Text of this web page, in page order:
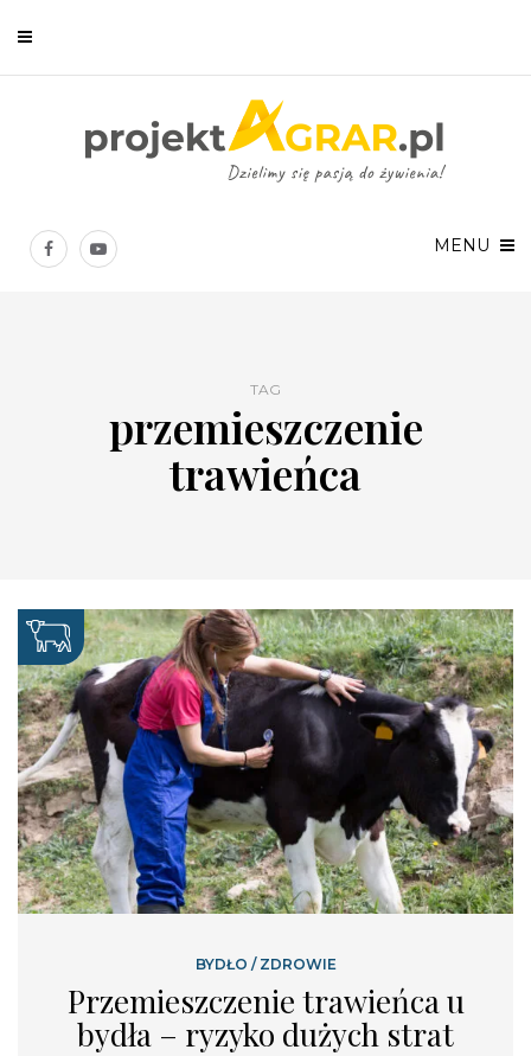
MENU
TAG
przemieszczenie
trawieńca
BYDŁO / ZDROWIE
Przemieszczenie trawieńca u
bydła – ryzyko dużych strat
Chcesz być na bieżąco? Zostaw swój e-mail, a raz w tygodniu
prześlemy Ci nasze najlepsze artykuły!
Twoje dane osobowe będą przetwarzane zgodnie zPolityką prywatności